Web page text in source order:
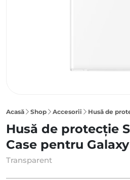
Acasă Shop Accesorii Husă de protecție
Husă de protecție
Case pentru
Transparent